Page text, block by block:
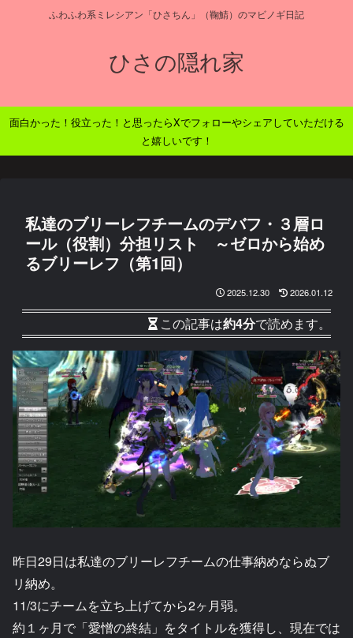
ふわふわ系ミレシアン「ひさちん」（鞠鯖）のマビノギ日記
ひさの隠れ家
面白かった！役立った！と思ったらXでフォローやシェアしていただける
と嬉しいです！
私達のブリーレフチームのデバフ・３層ロ
ール（役割）分担リスト ～ゼロから始め
るブリーレフ（第1回）
2025.12.30 2026.01.12
この記事は約4分で読めます。
昨日29日は私達のブリーレフチームの仕事納めならぬブ
リ納め。
11/3にチームを立ち上げてから2ヶ月弱。
約１ヶ月で「愛憎の終結」をタイトルを獲得し、現在では